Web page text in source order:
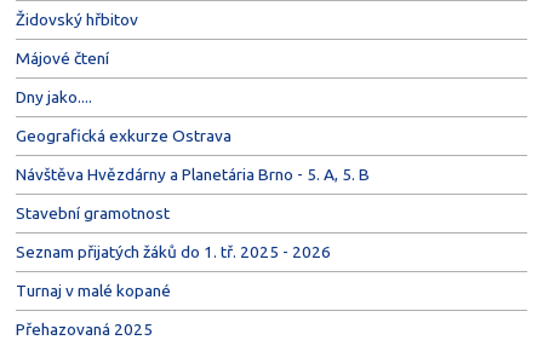
Židovský hřbitov
Májové čtení
Dny jako....
Geografická exkurze Ostrava
Návštěva Hvězdárny a Planetária Brno - 5. A, 5. B
Stavební gramotnost
Seznam přijatých žáků do 1. tř. 2025 - 2026
Turnaj v malé kopané
Přehazovaná 2025